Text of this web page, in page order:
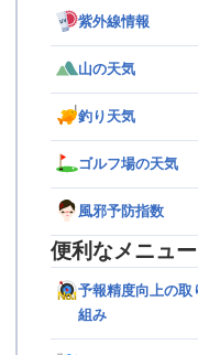
紫外線情報
山の天気
釣り天気
ゴルフ場の天気
風邪予防指数
便利なメニュー
予報精度向上の取
組み